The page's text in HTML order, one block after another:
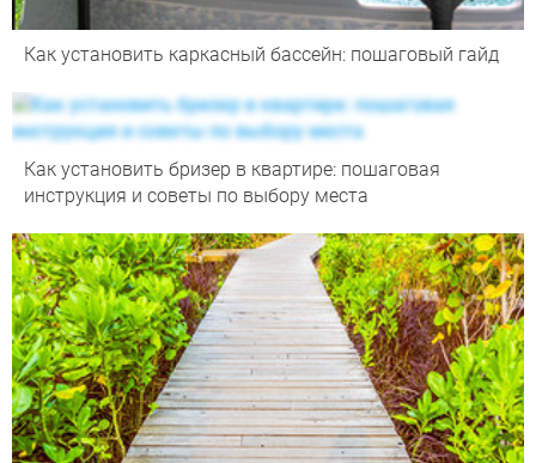
Как установить каркасный бассейн: пошаговый гайд
Как установить бризер в квартире: пошаговая
инструкция и советы по выбору места